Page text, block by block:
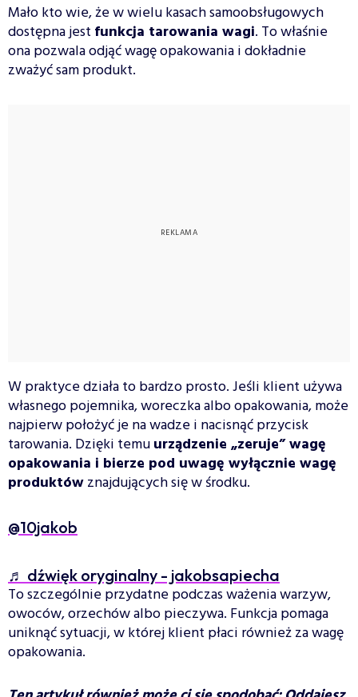
Mało kto wie, że w wielu kasach samoobsługowych
dostępna jest funkcja tarowania wagi. To właśnie
ona pozwala odjąć wagę opakowania i dokładnie
zważyć sam produkt.
W praktyce działa to bardzo prosto. Jeśli klient używa
własnego pojemnika, woreczka albo opakowania, może
najpierw położyć je na wadze i nacisnąć przycisk
tarowania. Dzięki temuurządzenie „zeruje” wagę
opakowania i bierze pod uwagę wyłącznie wagę
produktówznajdujących się w środku.
@10jakob
♬ dźwięk oryginalny - jakobsapiecha
To szczególnie przydatne podczas ważenia warzyw,
owoców, orzechów albo pieczywa. Funkcja pomaga
uniknąć sytuacji, w której klient płaci również za wagę
opakowania.